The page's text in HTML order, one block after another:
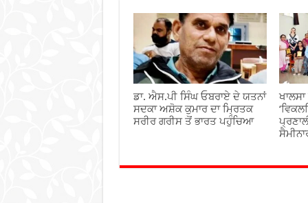
ਡਾ. ਐਸ.ਪੀ ਸਿੰਘ ਓਬਰਾਏ ਦੇ ਯਤਨਾਂ
ਸਦਕਾ ਅਸ਼ੋਕ ਕੁਮਾਰ ਦਾ ਮ੍ਰਿਤਕ
ਸਰੀਰ ਗਰੀਸ ਤੋਂ ਭਾਰਤ ਪਹੁੰਚਿਆ